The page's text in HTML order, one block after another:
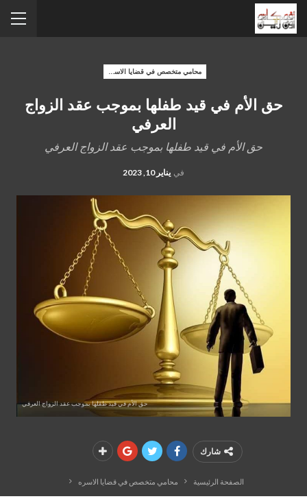
محامي متخصص في قضايا الاسره
حق الأم في قيد طفلها بموجب عقد الزواج
العرفي
حق الأم في قيد طفلها بموجب عقد الزواج العرفي
في يناير 10, 2023
حق الأم في قيد طفلها بموجب عقد الزواج العرفي
شارك
الصفحة الرئيسية محامي متخصص في قضايا الاسره